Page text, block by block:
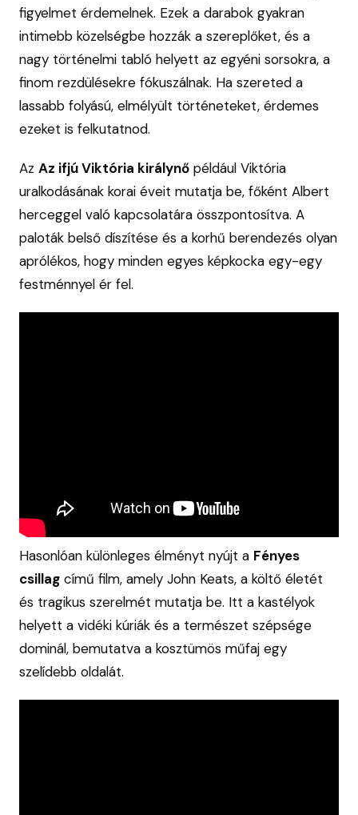
figyelmet érdemelnek. Ezek a darabok gyakran
intimebb közelségbe hozzák a szereplőket, és a
nagy történelmi tabló helyett az egyéni sorsokra, a
finom rezdülésekre fókuszálnak. Ha szereted a
lassabb folyású, elmélyült történeteket, érdemes
ezeket is felkutatnod.
Az Az ifjú Viktória királynő például Viktória
uralkodásának korai éveit mutatja be, főként Albert
herceggel való kapcsolatára összpontosítva. A
paloták belső díszítése és a korhű berendezés olyan
aprólékos, hogy minden egyes képkocka egy-egy
festménnyel ér fel.
Hasonlóan különleges élményt nyújt a Fényes
csillag című film, amely John Keats, a költő életét
és tragikus szerelmét mutatja be. Itt a kastélyok
helyett a vidéki kúriák és a természet szépsége
dominál, bemutatva a kosztümös műfaj egy
szelídebb oldalát.